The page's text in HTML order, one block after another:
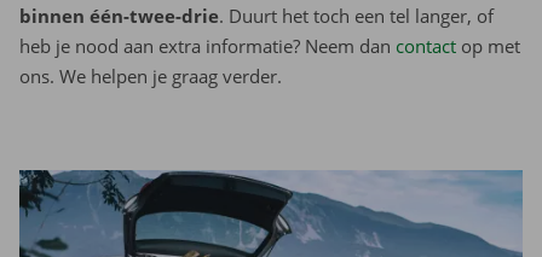
binnen één-twee-drie. Duurt het toch een tel langer, of
heb je nood aan extra informatie? Neem dan contact op met
ons. We helpen je graag verder.